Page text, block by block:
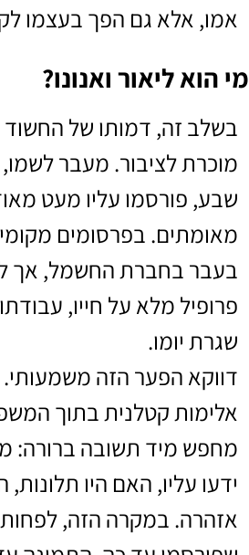
אמו, אלא גם הפך בעצמו
מי הוא ליאור ואנונו?
בשלב זה, דמותו של
מוכרת לציבור. מעבר לשמו,
שבע, פורסמו עליו מעט
מאומתים. בפרסומים
בעבר בחברת החשמל, אך
פרופיל מלא על חייו,
שגרת יומו.
דווקא הפער הזה
אלימות קטלנית בתוך
מחפש מיד תשובה ברורה:
ידעו עליו, האם היו תלונות,
אזהרה. במקרה הזה,